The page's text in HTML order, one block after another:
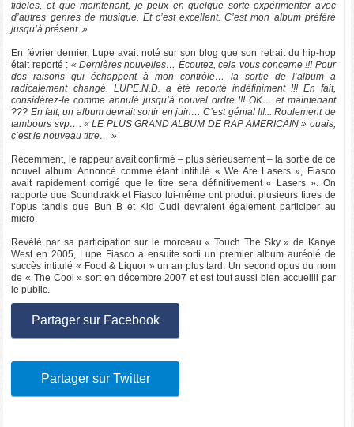
fidèles, et que maintenant, je peux en quelque sorte expérimenter avec
d’autres genres de musique. Et c’est excellent. C’est mon album préféré
jusqu’à présent. »
En février dernier, Lupe avait noté sur son blog que son retrait du hip-hop
était reporté : « Dernières nouvelles… Écoutez, cela vous concerne !!! Pour
des raisons qui échappent à mon contrôle… la sortie de l’album a
radicalement changé. LUPE.N.D. a été reporté indéfiniment !!! En fait,
considérez-le comme annulé jusqu’à nouvel ordre !!! OK… et maintenant
??? En fait, un album devrait sortir en juin… C’est génial !!!... Roulement de
tambours svp…. « LE PLUS GRAND ALBUM DE RAP AMERICAIN » ouais,
c’est le nouveau titre… »
Récemment, le rappeur avait confirmé – plus sérieusement – la sortie de ce
nouvel album. Annoncé comme étant intitulé « We Are Lasers », Fiasco
avait rapidement corrigé que le titre sera définitivement « Lasers ». On
rapporte que Soundtrakk et Fiasco lui-même ont produit plusieurs titres de
l’opus tandis que Bun B et Kid Cudi devraient également participer au
micro.
Révélé par sa participation sur le morceau « Touch The Sky » de Kanye
West en 2005, Lupe Fiasco a ensuite sorti un premier album auréolé de
succès intitulé « Food & Liquor » un an plus tard. Un second opus du nom
de « The Cool » sort en décembre 2007 et est tout aussi bien accueilli par
le public.
Partager sur Facebook
Partager sur Twitter